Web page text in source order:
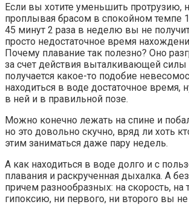
Если вы хотите уменьшить протрузию,
проплывая брасом в спокойном темпе
45 минут 2 раза в неделю вы не
просто недостаточное время
Почему плавание так полезно? Оно
за счет действия выталкивающей
получается какое-то подобие
находиться в воде достаточное время,
в ней и в правильной позе.
Можно конечно лежать на спине и
но это довольно скучно, вряд ли хоть
этим заниматься даже пару недель.
А как находиться в воде долго и с
плавания и раскрученная дыхалка. А
причем разнообразных: на скорость, на
гипоксию, ни первого, ни второго вы не